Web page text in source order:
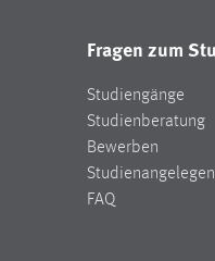
Fragen zum
Studiengänge
Studienberatung
Bewerben
FAQ